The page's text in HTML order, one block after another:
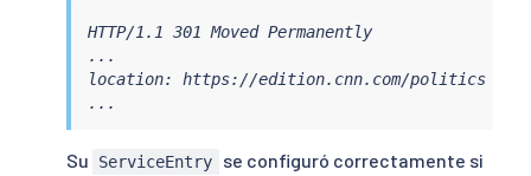
HTTP/1.1 301 Moved Permanently
...
location: https://edition.cnn.com/politics
...
Su ServiceEntry
se configuró correctamente si